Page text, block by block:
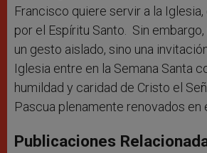
Francisco quiere servir a la
por el Espíritu Santo. Sin
un gesto aislado, sino una
Iglesia entre en la Semana Santa
humildad y caridad de Cristo el
Pascua plenamente renovados en
Publicaciones